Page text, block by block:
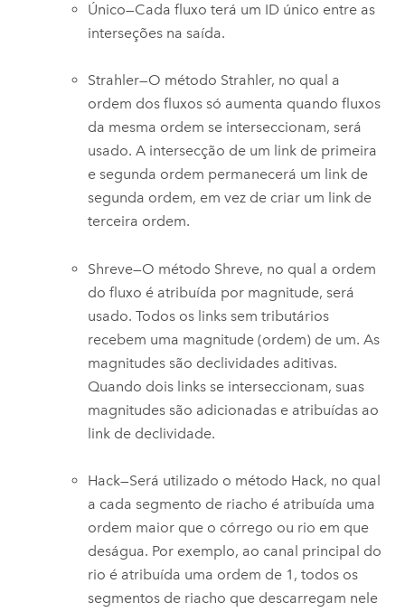
Único—Cada fluxo terá um ID único entre as
interseções na saída.
Strahler—O método Strahler, no qual a
ordem dos fluxos só aumenta quando fluxos
da mesma ordem se interseccionam, será
usado. A intersecção de um link de primeira
e segunda ordem permanecerá um link de
segunda ordem, em vez de criar um link de
terceira ordem.
Shreve—O método Shreve, no qual a ordem
do fluxo é atribuída por magnitude, será
usado. Todos os links sem tributários
recebem uma magnitude (ordem) de um. As
magnitudes são declividades aditivas.
Quando dois links se interseccionam, suas
magnitudes são adicionadas e atribuídas ao
link de declividade.
Hack—Será utilizado o método Hack, no qual
a cada segmento de riacho é atribuída uma
ordem maior que o córrego ou rio em que
deságua. Por exemplo, ao canal principal do
rio é atribuída uma ordem de 1, todos os
segmentos de riacho que descarregam nele